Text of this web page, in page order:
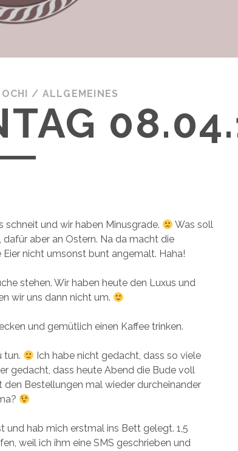
/ ALLGEMEINES
schneit und wir haben Minusgrade.
Was soll
aber an Ostern. Na da macht die
Eier nicht umsonst bunt angemalt. Haha!
stehen. Wir haben heute den Luxus und
wir uns dann nicht um.
und gemütlich einen Kaffee trinken.
tun.
Ich habe nicht gedacht, dass so viele
gedacht, dass heute Abend die Bude voll
den Bestellungen mal wieder durcheinander
und hab mich erstmal ins Bett gelegt. 1,5
weil ich ihm eine SMS geschrieben und